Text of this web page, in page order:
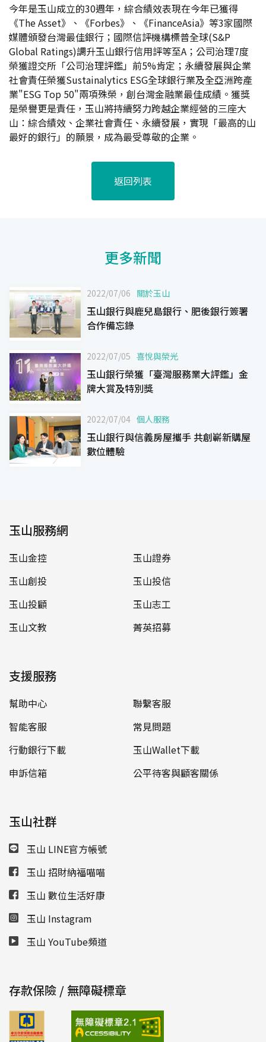
今年是玉山成立的30週年，綜合績效表現在今年已獲得
《The Asset》、《Forbes》、《FinanceAsia》等3家國際
媒體頒發台灣最佳銀行；國際信評機構標普全球(S&P
Global Ratings)調升玉山銀行信用評等至A；公司治理7度
榮獲證交所「公司治理評鑑」前5%肯定；永續發展與企業
社會責任榮獲Sustainalytics ESG全球銀行業及全亞洲跨產
業"ESG Top 50"兩項殊榮，創台灣金融業最佳成績。獲獎
是榮譽更是責任，玉山將持續努力跨越企業經營的三座大
山：綜合績效、企業社會責任、永續發展，實現「最高的山
最好的銀行」的願景，成為最受尊敬的企業。
返回列表
更多新聞
2022/07/06 關於玉山
玉山銀行與鹿兒島銀行、肥後銀行簽署
合作備忘錄
2022/07/05 喜悅與榮光
玉山銀行榮獲「臺灣服務業大評鑑」金
牌大賞及特別獎
2022/07/04 個人服務
玉山銀行與信義房屋攜手 共創嶄新購屋
數位體驗
玉山服務網
玉山金控
玉山證券
玉山創投
玉山投信
玉山投顧
玉山志工
玉山文教
菁英招募
支援服務
幫助中心
聯繫客服
智能客服
常見問題
行動銀行下載
玉山Wallet下載
申訴信箱
公平待客與顧客關係
玉山社群
玉山 LINE官方帳號
玉山 招財納福喵喵
玉山 數位生活好康
玉山 Instagram
玉山 YouTube頻道
存款保險 / 無障礙標章